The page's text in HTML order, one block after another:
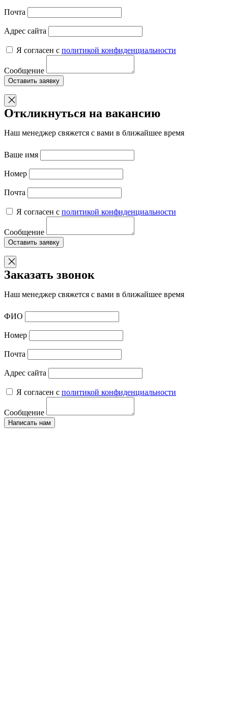
Почта
Адрес сайта
Я согласен с политикой конфиденциальности
Сообщение
Оставить заявку
Откликнуться на вакансию
Наш менеджер свяжется с вами в ближайшее время
Ваше имя
Номер
Почта
Я согласен с политикой конфиденциальности
Сообщение
Оставить заявку
Заказать звонок
Наш менеджер свяжется с вами в ближайшее время
ФИО
Номер
Почта
Адрес сайта
Я согласен с политикой конфиденциальности
Сообщение
Написать нам